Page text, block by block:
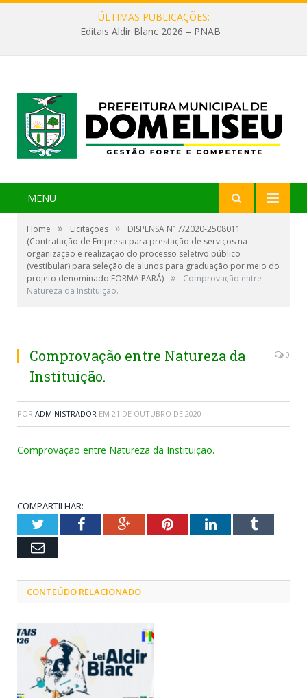
ÚLTIMAS PUBLICAÇÕES:
Editais Aldir Blanc 2026 – PNAB
MENU
Home » Licitações »
DISPENSA Nº 7/2020-2508011
(Contratação de Empresa para prestação de serviços na
organização e realização do processo seletivo público
(vestibular) para seleção de alunos para graduação por meio do
projeto denominado FORMA PARÁ) »
Comprovação entre
Natureza da Instituição.
Comprovação entre Natureza da
Instituição.
0
POR ADMINISTRADOR EM 21 DE OUTUBRO DE 2020
Comprovação entre Natureza da Instituição.
COMPARTILHAR:
TwitterFacebookGoogle+PinterestLinkedInTumblr
Email
CONTEÚDO RELACIONADO